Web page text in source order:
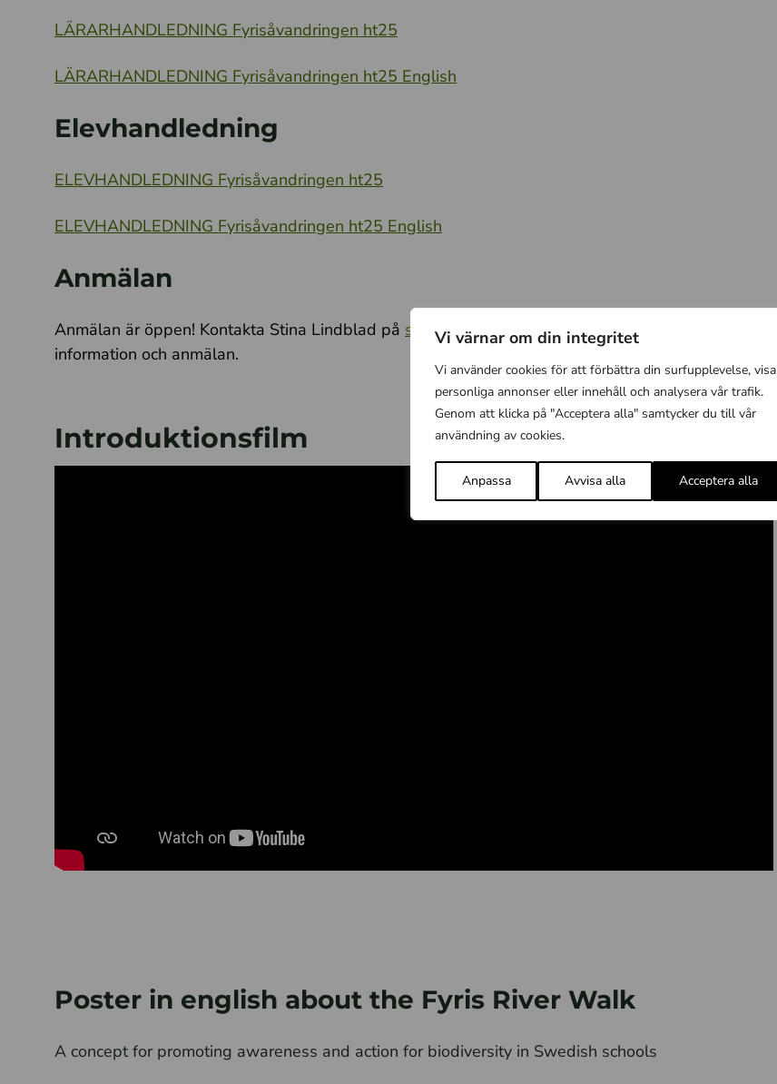
Vi värnar om din integritet
Vi använder cookies för att förbättra din surfupplevelse, visa
personliga annonser eller innehåll och analysera vår trafik.
Genom att klicka på "Acceptera alla" samtycker du till vår
användning av cookies.
Anpassa Avvisa alla Acceptera alla
LÄRARHANDLEDNING Fyrisåvandringen ht25
LÄRARHANDLEDNING Fyrisåvandringen ht25 English
Elevhandledning
ELEVHANDLEDNING Fyrisåvandringen ht25
ELEVHANDLEDNING Fyrisåvandringen ht25 English
Anmälan
Anmälan är öppen! Kontakta Stina Lindblad på stina.lindblad@upplandsstiftelsen.se
information och anmälan.
Introduktionsfilm
Poster in english about the Fyris River Walk
A concept for promoting awareness and action for biodiversity in Swedish schools